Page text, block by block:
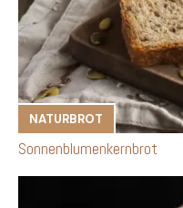
NATURBROT
Sonnenblumenkernbrot